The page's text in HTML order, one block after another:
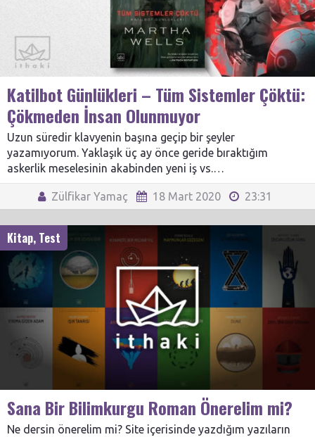
Katilbot Günlükleri – Tüm Sistemler Çöktü:
Çökmeden İnsan Olunmuyor
Uzun süredir klavyenin başına geçip bir şeyler
yazamıyorum. Yaklaşık üç ay önce geride bıraktığım
askerlik meselesinin akabinden yeni iş vs.…
Zülfikar Yamaç 18 Mart 2020 23:31
Kitap, Test
Sana Bir Bilimkurgu Roman Önerelim mi?
Ne dersin önerelim mi? Site içerisinde yazdığım yazıların